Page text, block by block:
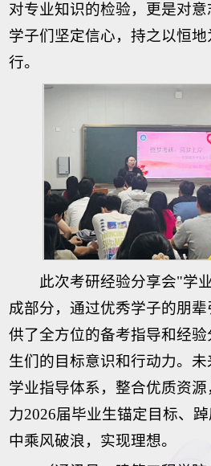
对专业知识的检验，更是对
学子们坚定信心，持之以恒
行。
此次考研经验分享会"学
成部分，通过优秀学子的朋
供了全方位的备考指导和经
生们的目标意识和行动力。
学业指导体系，整合优质资
力2026届毕业生锚定目标、
中乘风破浪，实现理想。